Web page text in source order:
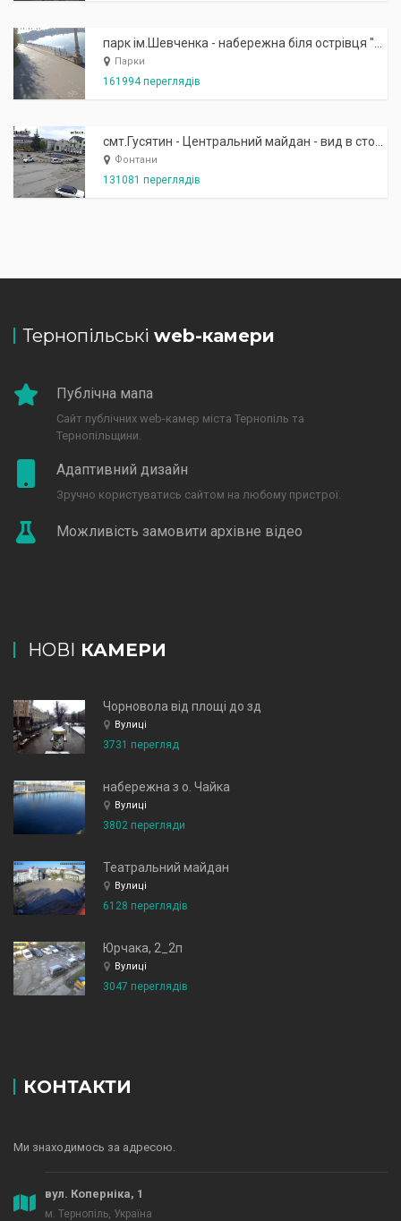
Парки
161994 переглядів
Фонтани
131081 переглядів
Тернопільські web-камери
Публічна мапа
Сайт публічних web-камер міста Тернопіль та
Тернопільщини.
Адаптивний дизайн
Зручно користуватись сайтом на любому пристрої.
Можливість замовити архівне відео
НОВІ КАМЕРИ
Чорновола від площі до зд
Вулиці
3731 перегляд
набережна з о. Чайка
Вулиці
3802 перегляди
Театральний майдан
Вулиці
6128 переглядів
Юрчака, 2_2п
Вулиці
3047 переглядів
КОНТАКТИ
Ми знаходимось за адресою.
вул. Коперніка, 1
м. Тернопіль, Україна